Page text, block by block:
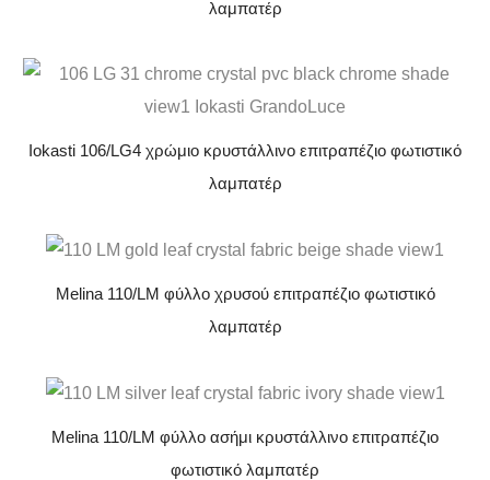
λαμπατέρ
Iokasti 106/LG4 χρώμιο κρυστάλλινο επιτραπέζιο φωτιστικό
λαμπατέρ
Melina 110/LM φύλλο χρυσού επιτραπέζιο φωτιστικό
λαμπατέρ
Melina 110/LM φύλλο ασήμι κρυστάλλινο επιτραπέζιο
φωτιστικό λαμπατέρ